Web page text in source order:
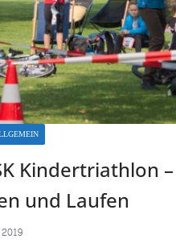
Kindertriathlon
und Laufen